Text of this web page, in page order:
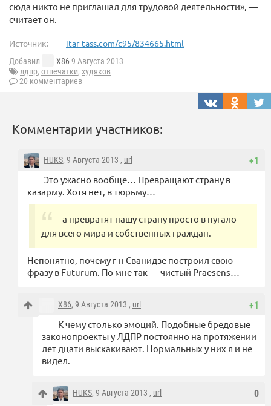
сюда никто не приглашал для трудовой деятельности», —
считает он.
Источник: itar-tass.com/c95/834665.html
Добавил X869 Августа 2013
лдпр, отпечатки, худяков
20 комментариев
Комментарии участников:
+1
HUKS, 9 Августа 2013 , url
Это ужасно вообще… Превращают страну в
казарму. Хотя нет, в тюрьму…
а превратят нашу страну просто в пугало
для всего мира и собственных граждан.
Непонятно, почему г-н Сванидзе построил свою
фразу в Futurum. По мне так — чистый Praesens…
+1
X86, 9 Августа 2013 , url
К чему столько эмоций. Подобные бредовые
законопроекты у ЛДПР постоянно на протяжении
лет дцати выскакивают. Нормальных у них я и не
видел.
0
HUKS, 9 Августа 2013 , url